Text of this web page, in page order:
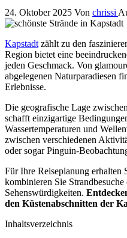
24. Oktober 2025 Von chrissi
Kapstadt zählt zu den
Region bietet eine
jeden Geschmack. Von
abgelegenen Naturparadiesen
Erlebnisse.
Die geografische Lage
schafft einzigartige
Wassertemperaturen und
zwischen verschiedenen
oder sogar Pinguin-
Für Ihre Reiseplanung erhalten
kombinieren Sie
Sehenswürdigkeiten.
den Küstenabschnitten der
Inhaltsverzeichnis